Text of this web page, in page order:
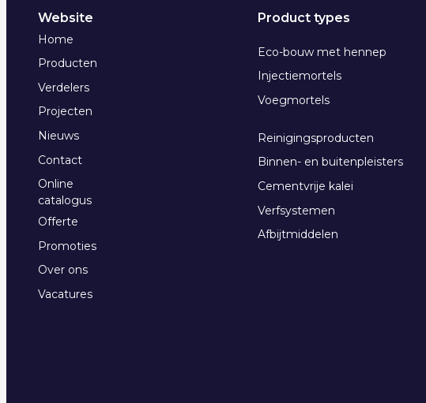
Website
Home
Producten
Verdelers
Projecten
Nieuws
Contact
Online
catalogus
Offerte
Promoties
Over ons
Vacatures
Product types
Eco-bouw met hennep
Injectiemortels
Voegmortels
Reinigingsproducten
Binnen- en buitenpleisters
Cementvrije kalei
Verfsystemen
Afbijtmiddelen